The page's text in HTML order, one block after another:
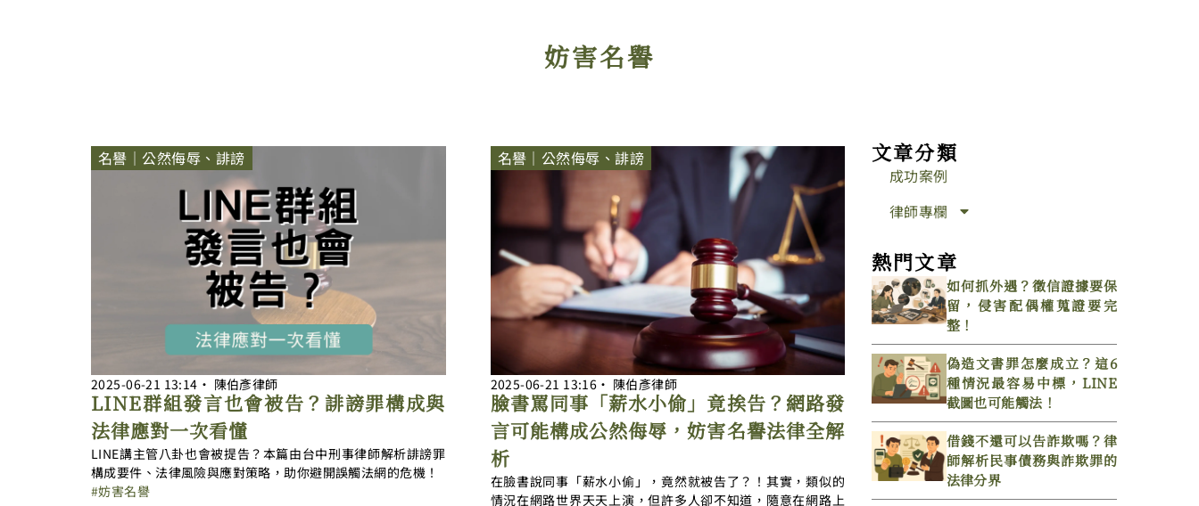
妨害名譽
名譽｜公然侮辱、誹謗
2025-06-21 13:14 ‧ 陳伯彥律師
LINE群組發言也會被告？誹謗罪構成與
法律應對一次看懂
LINE講主管八卦也會被提告？本篇由台中刑事律師解析誹謗罪
構成要件、法律風險與應對策略，助你避開誤觸法網的危機！
妨害名譽
名譽｜公然侮辱、誹謗
2025-06-21 13:16 ‧ 陳伯彥律師
臉書罵同事「薪水小偷」竟挨告？網路發
言可能構成公然侮辱，妨害名譽法律全解
析
在臉書說同事「薪水小偷」，竟然就被告了？！其實，類似的
情況在網路世界天天上演，但許多人卻不知道，隨意在網路上
文章分類
成功案例
律師專欄
熱門文章
如何抓外遇？徵信證據要保
留，侵害配偶權蒐證要完
整！
偽造文書罪怎麼成立？這6
種情況最容易中標，LINE
截圖也可能觸法！
借錢不還可以告詐欺嗎？律
師解析民事債務與詐欺罪的
法律分界